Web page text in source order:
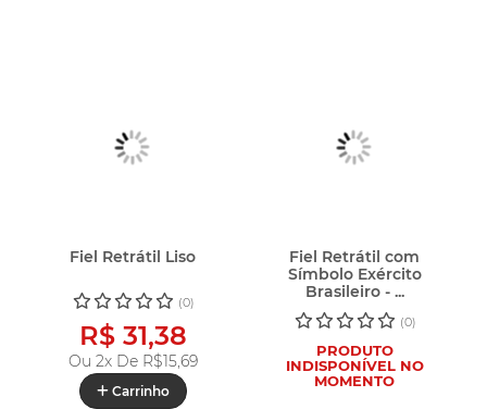
Fiel Retrátil Liso
(0)
R$ 31,38
Ou 2x De R$15,69
Carrinho
Fiel Retrátil com
Símbolo Exército
Brasileiro - ...
(0)
PRODUTO
INDISPONÍVEL NO
MOMENTO